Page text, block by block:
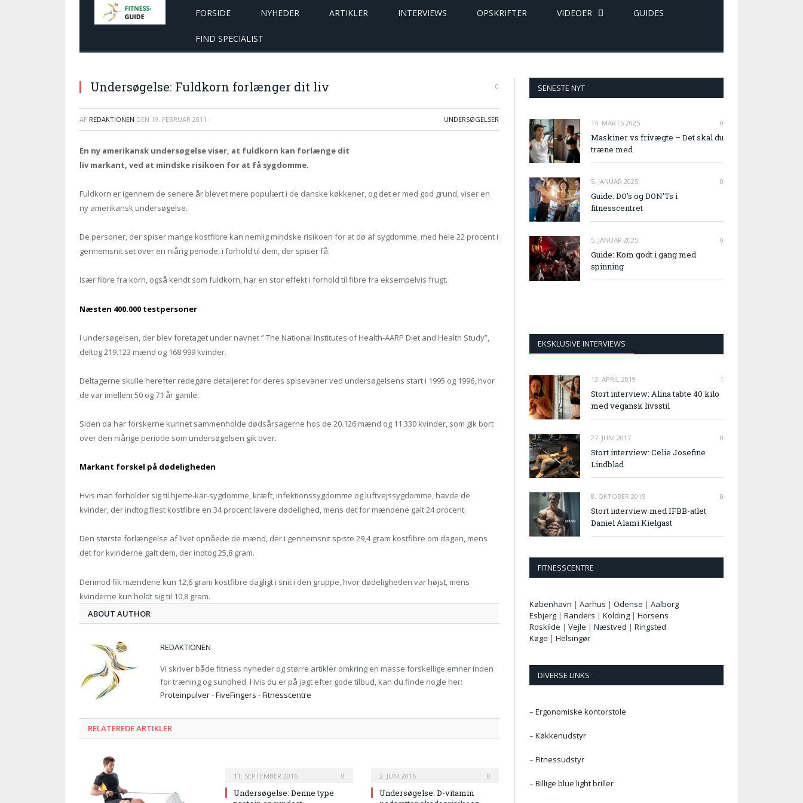
FORSIDE NYHEDER ARTIKLER INTERVIEWS OPSKRIFTER VIDEOER GUIDES
FIND SPECIALIST
Undersøgelse: Fuldkorn forlænger dit liv 0
AF REDAKTIONEN DEN 19. FEBRUAR 2011 · UNDERSØGELSER
En ny amerikansk undersøgelse viser, at fuldkorn kan forlænge dit
liv markant, ved at mindske risikoen for at få sygdomme.
Fuldkorn er igennem de senere år blevet mere populært i de danske køkkener, og det er med god grund, viser en
ny amerikansk undersøgelse.
De personer, der spiser mange kostfibre kan nemlig mindske risikoen for at dø af sygdomme, med hele 22 procent i
gennemsnit set over en niårig periode, i forhold til dem, der spiser få.
Især fibre fra korn, også kendt som fuldkorn, har en stor effekt i forhold til fibre fra eksempelvis frugt.
Næsten 400.000 testpersoner
I undersøgelsen, der blev foretaget under navnet ” The National Institutes of Health-AARP Diet and Health Study”,
deltog 219.123 mænd og 168.999 kvinder.
Deltagerne skulle herefter redegøre detaljeret for deres spisevaner ved undersøgelsens start i 1995 og 1996, hvor
de var imellem 50 og 71 år gamle.
Siden da har forskerne kunnet sammenholde dødsårsagerne hos de 20.126 mænd og 11.330 kvinder, som gik bort
over den niårige periode som undersøgelsen gik over.
Markant forskel på dødeligheden
Hvis man forholder sig til hjerte-kar-sygdomme, kræft, infektionssygdomme og luftvejssygdomme, havde de
kvinder, der indtog flest kostfibre en 34 procent lavere dødelighed, mens det for mændene galt 24 procent.
Den største forlængelse af livet opnåede de mænd, der i gennemsnit spiste 29,4 gram kostfibre om dagen, mens
det for kvinderne galt dem, der indtog 25,8 gram.
Derimod fik mændene kun 12,6 gram kostfibre dagligt i snit i den gruppe, hvor dødeligheden var højst, mens
kvinderne kun holdt sig til 10,8 gram.
ABOUT AUTHOR
REDAKTIONEN
Vi skriver både fitness nyheder og større artikler omkring en masse forskellige emner inden
for træning og sundhed. Hvis du er på jagt efter gode tilbud, kan du finde nogle her:
Proteinpulver-FiveFingers -Fitnesscentre
RELATEREDE ARTIKLER
11. SEPTEMBER 2016 0
Undersøgelse: Denne type
2. JUNI 2016 0
Undersøgelse: D-vitamin
SENESTE NYT
14. MARTS 2025 0
Maskiner vs frivægte – Det skal du
træne med
5. JANUAR 2025 0
Guide: DO’s og DON’Ts i
fitnesscentret
5. JANUAR 2025 0
Guide: Kom godt i gang med
spinning
EKSKLUSIVE INTERVIEWS
13. APRIL 2019 1
Stort interview: Alina tabte 40 kilo
med vegansk livsstil
27. JUNI 2017 0
Stort interview: Celie Josefine
Lindblad
8. OKTOBER 2015 0
Stort interview med IFBB-atlet
Daniel Alami Kielgast
FITNESSCENTRE
København | Aarhus | Odense | Aalborg
Esbjerg | Randers | Kolding | Horsens
Roskilde | Vejle | Næstved | Ringsted
Køge | Helsingør
DIVERSE LINKS
– Ergonomiske kontorstole
– Køkkenudstyr
– Fitnessudstyr
– Billige blue light briller